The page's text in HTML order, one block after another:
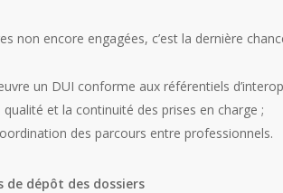
non encore engagées, c’est la dernière
un DUI conforme aux référentiels
et la continuité des prises en charge ;
des parcours entre professionnels.
de dépôt des dossiers